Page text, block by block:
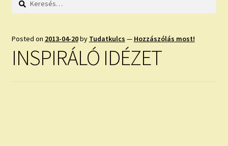
HOLDNAPTÁR
NAPI ASZTROLÓGIA
Posted on 2013-04-20by Tudatkulcs — Hozzászólás most!
INSPIRÁLÓ IDÉZET